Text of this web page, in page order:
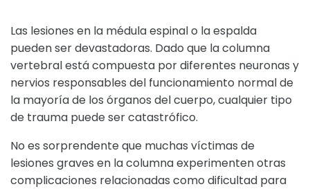
Las lesiones en la médula espinal o la espalda
pueden ser devastadoras. Dado que la columna
vertebral está compuesta por diferentes neuronas y
nervios responsables del funcionamiento normal de
la mayoría de los órganos del cuerpo, cualquier tipo
de trauma puede ser catastrófico.
No es sorprendente que muchas víctimas de
lesiones graves en la columna experimenten otras
complicaciones relacionadas como dificultad para